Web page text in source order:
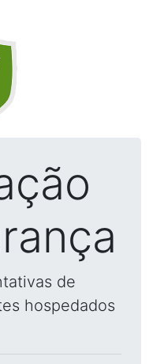
de
hospedados